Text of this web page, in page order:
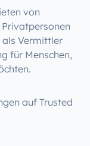
von
als Vermittler
für Menschen,
auf Trusted